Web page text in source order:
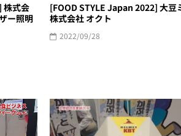
株式会
ー照明
[FOOD STYLE Japan 2022] 大豆
株式会社 オクト
2022/09/28